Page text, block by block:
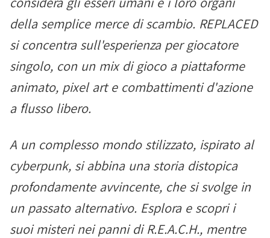
della semplice merce di scambio. REPLACED
si concentra sull'esperienza per giocatore
singolo, con un mix di gioco a piattaforme
animato, pixel art e combattimenti d'azione
a flusso libero.
A un complesso mondo stilizzato, ispirato al
cyberpunk, si abbina una storia distopica
profondamente avvincente, che si svolge in
un passato alternativo. Esplora e scopri i
suoi misteri nei panni di R.E.A.C.H., mentre